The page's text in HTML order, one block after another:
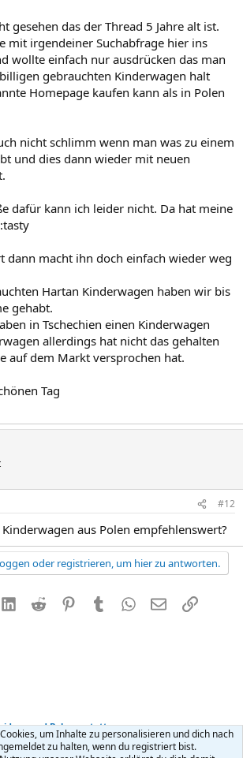
gesehen das der Thread 5 Jahre alt ist.
mit irgendeiner Suchabfrage hier ins
wollte einfach nur ausdrücken das man
gebrauchten Kinderwagen halt
Homepage kaufen kann als in Polen
nicht schlimm wenn man was zu einem
und dies dann wieder mit neuen
dafür kann ich leider nicht. Da hat meine
dann macht ihn doch einfach wieder weg
Hartan Kinderwagen haben wir bis
gehabt.
in Tschechien einen Kinderwagen
allerdings hat nicht das gehalten
auf dem Markt versprochen hat.
Tag
#12
aus Polen empfehlenswert?
oder registrieren, um hier zu antworten.
LinkedIn
Reddit PinterestTumblr WhatsApp
E-MailLink
und Babyausstattung
um Inhalte zu personalisieren und dich nach
zu halten, wenn du registriert bist.